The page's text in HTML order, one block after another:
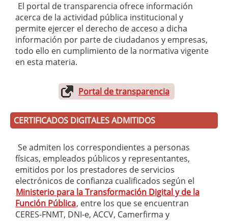
El portal de transparencia ofrece información
acerca de la actividad pública institucional y
permite ejercer el derecho de acceso a dicha
información por parte de ciudadanos y empresas,
todo ello en cumplimiento de la normativa vigente
en esta materia.
Portal de transparencia
CERTIFICADOS DIGITALES ADMITIDOS
Se admiten los correspondientes a personas
físicas, empleados públicos y representantes,
emitidos por los prestadores de servicios
electrónicos de confianza cualificados según el
Ministerio para la Transformación Digital y de la
Función Pública, entre los que se encuentran
CERES-FNMT, DNI-e, ACCV, Camerfirma y